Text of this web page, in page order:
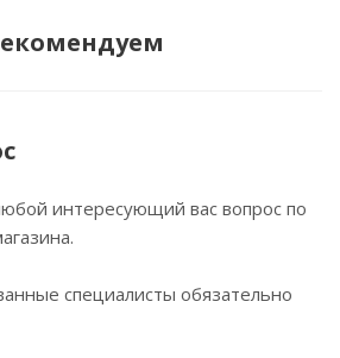
интересующий вас вопрос по
специалисты обязательно